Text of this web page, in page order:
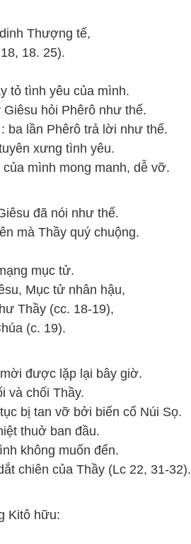
Thượng tế,
18. 25).
tỏ tình yêu của mình.
Giêsu hỏi Phêrô như thế.
ba lần Phêrô trả lời như thế.
xưng tình yêu.
mình mong manh, dễ vỡ.
đã nói như thế.
mà Thầy quý chuộng.
mục tử.
Mục tử nhân hậu,
Thầy (cc. 18-19),
(c. 19).
được lặp lại bây giờ.
và chối Thầy.
bị tan vỡ bởi biến cố Núi Sọ.
thuở ban đầu.
không muốn đến.
chiên của Thầy (Lc 22, 31-32).
Kitô hữu: